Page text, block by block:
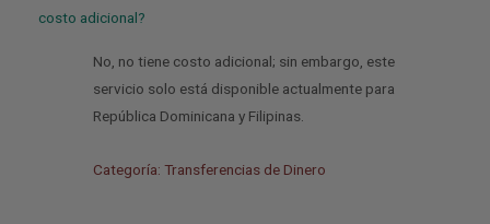
costo adicional?
No, no tiene costo adicional; sin embargo, este
servicio solo está disponible actualmente para
República Dominicana y Filipinas.
Categoría: Transferencias de Dinero